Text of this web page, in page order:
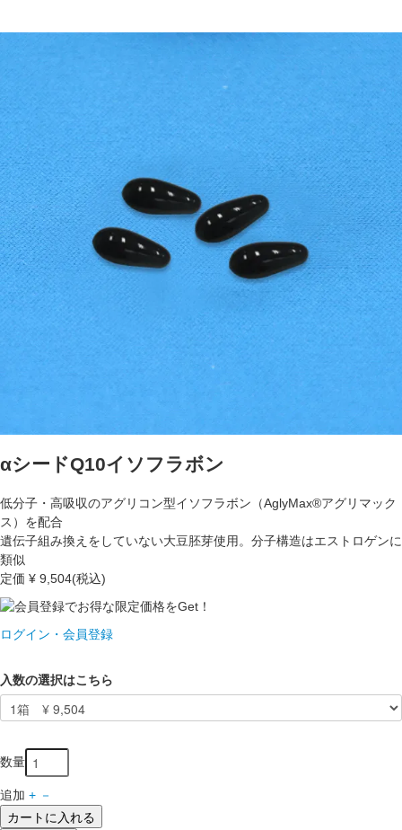
αシードQ10イソフラボン
低分子・高吸収のアグリコン型イソフラボン（AglyMax®アグリマック
ス）を配合
遺伝子組み換えをしていない大豆胚芽使用。分子構造はエストロゲンに
類似
定価 ¥ 9,504(税込)
ログイン・会員登録
入数の選択はこちら
数量
追加 + －
カートに入れる